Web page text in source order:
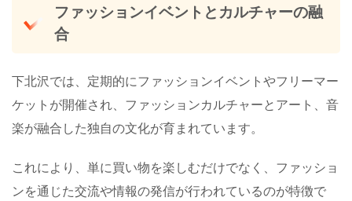
ファッションイベントとカルチャーの融
合
下北沢では、定期的にファッションイベントやフリーマー
ケットが開催され、ファッションカルチャーとアート、音
楽が融合した独自の文化が育まれています。
これにより、単に買い物を楽しむだけでなく、ファッショ
ンを通じた交流や情報の発信が行われているのが特徴で